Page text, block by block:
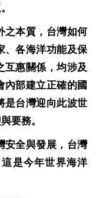
之本質，台灣如何
、各海洋功能及保
互惠關係，均涉及
內部建立正確的國
是台灣迎向此波世
要務。
安全與發展，台灣
是今年世界海洋